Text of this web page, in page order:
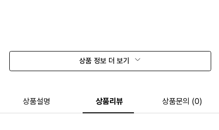
상품 정보 더 보기
상품설명 상품리뷰 상품문의 (0)